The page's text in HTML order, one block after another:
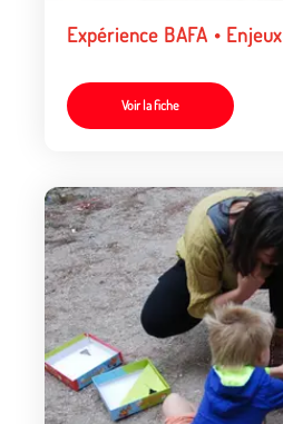
Expérience BAFA • Enjeux
Voir la fiche